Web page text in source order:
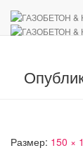
Размер: 150 ×